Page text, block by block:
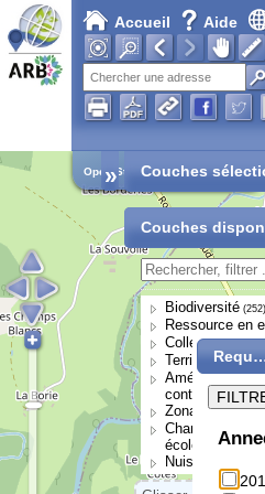
Accueil Aide
Open Street Map
» Couches
Couches
Biodiversité (252)
Ressource en
Collectivités et
Territoires et
Aménagement
continuités
Zonages de
Changement
écologique
Nuisances,